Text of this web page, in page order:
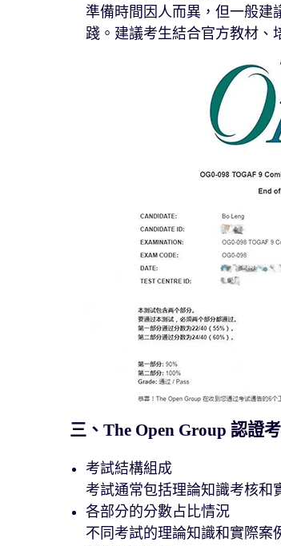
準備時間因人而異，但一般建
踐。建議考生結合官方教材、
三、The Open Group 認證
考試結構組成
考試通常包括理論知識考核和
各部分的分數占比情況
不同考試的理論知識和實際案